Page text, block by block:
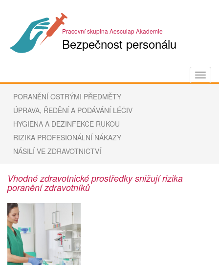
Pracovní skupina Aesculap Akademie
Bezpečnost personálu
PORANĚNÍ OSTRÝMI PŘEDMĚTY
ÚPRAVA, ŘEDĚNÍ A PODÁVÁNÍ LÉČIV
HYGIENA A DEZINFEKCE RUKOU
RIZIKA PROFESIONÁLNÍ NÁKAZY
NÁSILÍ VE ZDRAVOTNICTVÍ
Vhodné zdravotnické prostředky snižují rizika
poranění zdravotníků